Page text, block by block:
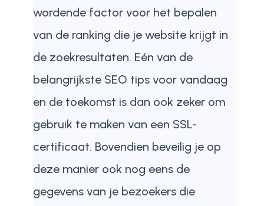
wordende factor voor het bepalen
van de ranking die je website krijgt in
de zoekresultaten. Eén van de
belangrijkste SEO tips voor vandaag
en de toekomst is dan ook zeker om
gebruik te maken van een SSL-
certificaat. Bovendien beveilig je op
deze manier ook nog eens de
gegevens van je bezoekers die